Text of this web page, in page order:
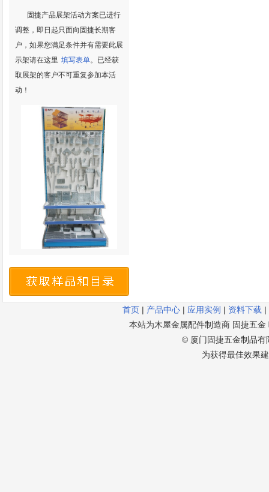
固捷产品展架活动方案已进行
调整，即日起只面向固捷长期客
户，如果您满足条件并有需要此展
示架请在这里填写表单。已经获
取展架的客户不可重复参加本活
动！
首页 | 产品中心 | 应用实例 | 资料下载 |
本站为木屋金属配件制造商 固捷五
© 厦门固捷五金制品有
为获得最佳效果